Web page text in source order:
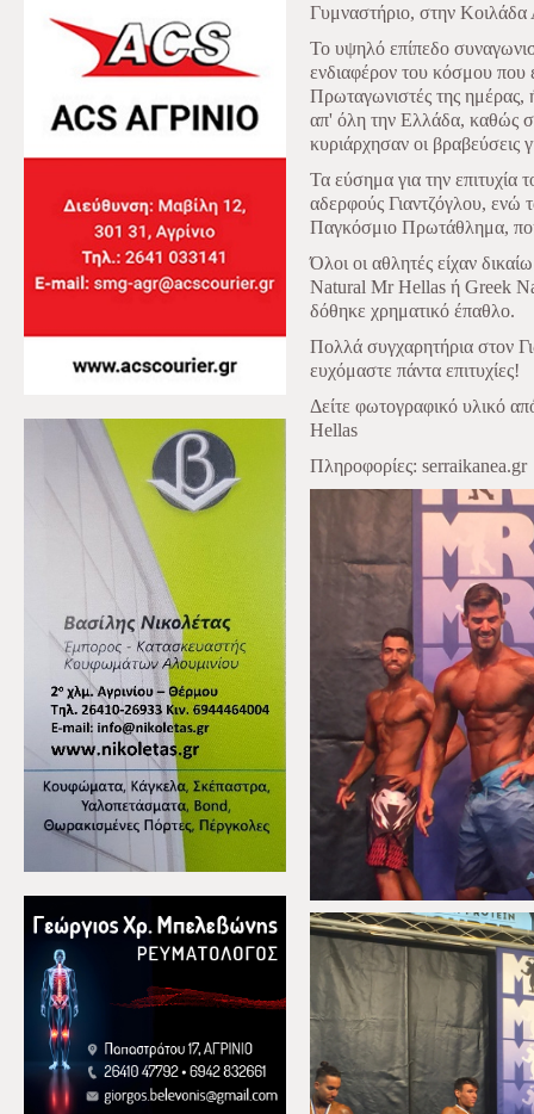
Γυμναστήριο, στην
Το υψηλό επίπεδο
ενδιαφέρον του κόσμου
Πρωταγωνιστές της ημέρας,
απ' όλη την Ελλάδα, καθώς
κυριάρχησαν οι βραβεύσεις
Τα εύσημα για την επιτυχία
αδερφούς Γιαντζόγλου, ενώ
Παγκόσμιο Πρωτάθλημα, που
Όλοι οι αθλητές είχαν
Natural Mr Ηellas ή Greek
δόθηκε χρηματικό έπαθλο.
Πολλά συγχαρητήρια στον
ευχόμαστε πάντα επιτυχίες!
Δείτε φωτογραφικό υλικό
Hellas
Πληροφορίες: serraikanea.gr